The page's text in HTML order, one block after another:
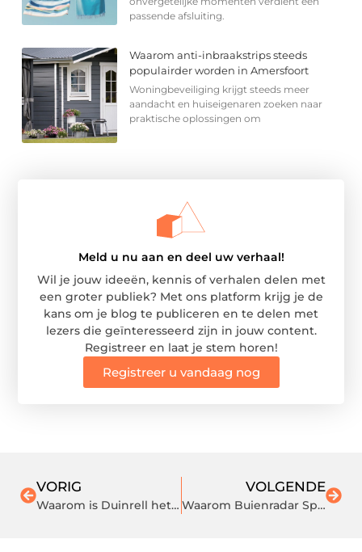
passende afsluiting.
Waarom anti-inbraakstrips steeds
populairder worden in Amersfoort
Woningbeveiliging krijgt steeds meer
aandacht en huiseigenaren zoeken naar
praktische oplossingen om
Meld u nu aan en deel uw verhaal!
Wil je jouw ideeën, kennis of verhalen delen met
een groter publiek? Met ons platform krijg je de
kans om je blog te publiceren en te delen met
lezers die geïnteresseerd zijn in jouw content.
Registreer en laat je stem horen!
Registreer u vandaag nog
VORIG
Waarom is Duinrell het leukste schoolreisje in de randstad?
VOLGENDE
Waarom Buienradar Spijkenisse Je Nieuwe Beste Vriend Moet Worden